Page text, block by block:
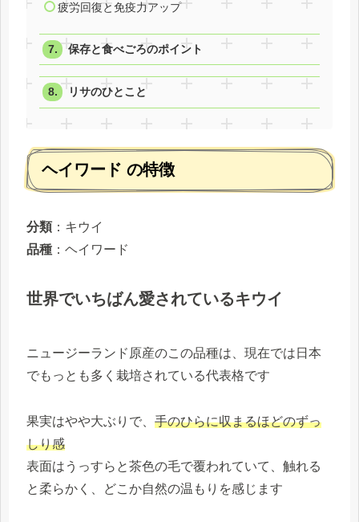
疲労回復と免疫力アップ
保存と食べごろのポイント
リサのひとこと
ヘイワード の特徴
分類 ：キウイ
品種 ：ヘイワード
世界でいちばん愛されているキウイ
ニュージーランド原産のこの品種は、現在では日本
でもっとも多く栽培されている代表格です
果実はやや大ぶりで、 手のひらに収まるほどのずっ
しり感
表面はうっすらと茶色の毛で覆われていて、触れる
と柔らかく、どこか自然の温もりを感じます